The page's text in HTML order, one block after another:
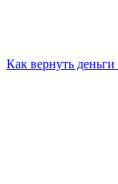
Как вернуть деньги